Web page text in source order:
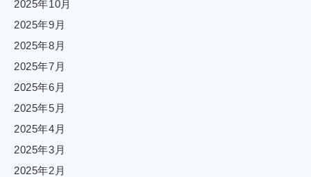
2025年10月
2025年9月
2025年8月
2025年7月
2025年6月
2025年5月
2025年4月
2025年3月
2025年2月